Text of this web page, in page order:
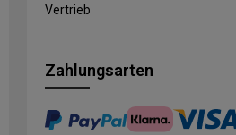
Vertrieb
Zahlungsarten